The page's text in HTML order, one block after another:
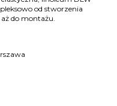
od stworzenia
do montażu.